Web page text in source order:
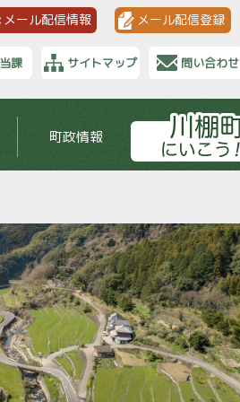
メール配信情報 メール配信登録
課 サイトマップ 問い合わせ
町政情報